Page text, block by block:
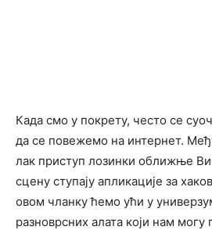
Када смо у покрету, често се
да се повежемо на интернет.
лак приступ лозинки оближње
сцену ступају апликације за
овом чланку ћемо ући у
разноврсних алата који нам